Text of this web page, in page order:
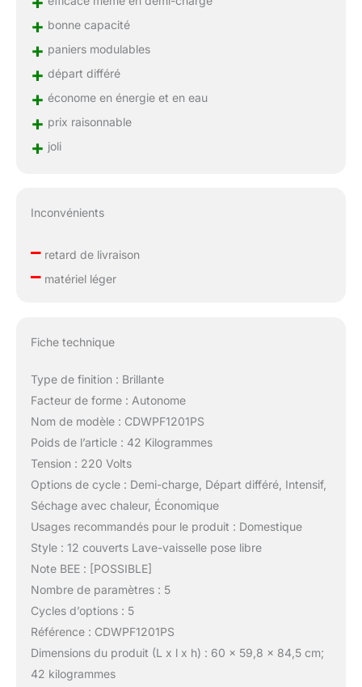
+ bonne capacité
+ paniers modulables
+ départ différé
+ économe en énergie et en eau
+ prix raisonnable
+ joli
Inconvénients
–retard de livraison
–matériel léger
Fiche technique
Type de finition : Brillante
Facteur de forme : Autonome
Nom de modèle : CDWPF1201PS
Poids de l’article : 42 Kilogrammes
Tension : 220 Volts
Options de cycle : Demi-charge, Départ différé, Intensif,
Séchage avec chaleur, ‎Économique
Usages recommandés pour le produit : Domestique
Style : 12 couverts Lave-vaisselle pose libre
Note BEE : [POSSIBLE]
Nombre de paramètres : 5
Cycles d’options : 5
Référence : CDWPF1201PS
Dimensions du produit (L x l x h) : 60 x 59,8 x 84,5 cm;
42 kilogrammes